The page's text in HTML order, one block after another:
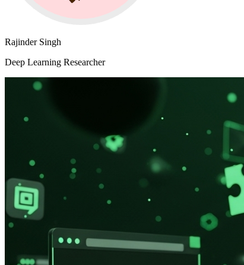
Rajinder Singh
Deep Learning Researcher